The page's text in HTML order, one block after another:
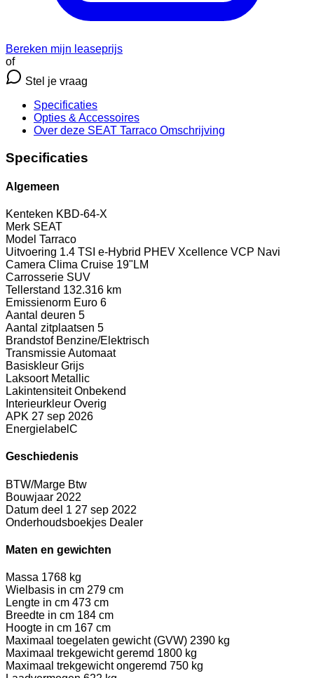
Bereken mijn leaseprijs
of
Stel je vraag
Specificaties
Opties & Accessoires
Over deze SEAT Tarraco Omschrijving
Specificaties
Algemeen
Kenteken KBD-64-X
Merk SEAT
Model Tarraco
Uitvoering 1.4 TSI e-Hybrid PHEV Xcellence VCP Navi
Camera Clima Cruise 19"LM
Carrosserie SUV
Tellerstand 132.316 km
Emissienorm Euro 6
Aantal deuren 5
Aantal zitplaatsen 5
Brandstof Benzine/Elektrisch
TransmissieAutomaat
Basiskleur Grijs
Laksoort Metallic
Lakintensiteit Onbekend
Interieurkleur Overig
APK 27 sep 2026
Energielabel C
Geschiedenis
BTW/Marge Btw
Bouwjaar 2022
Datum deel 1 27 sep 2022
Onderhoudsboekjes Dealer
Maten en gewichten
Massa 1768 kg
Wielbasis in cm 279 cm
Lengte in cm 473 cm
Breedte in cm 184 cm
Hoogte in cm 167 cm
Maximaal toegelaten gewicht (GVW) 2390 kg
Maximaal trekgewicht geremd 1800 kg
Maximaal trekgewicht ongeremd 750 kg